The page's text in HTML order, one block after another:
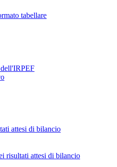
tabellare
attesi di bilancio
risultati attesi di bilancio